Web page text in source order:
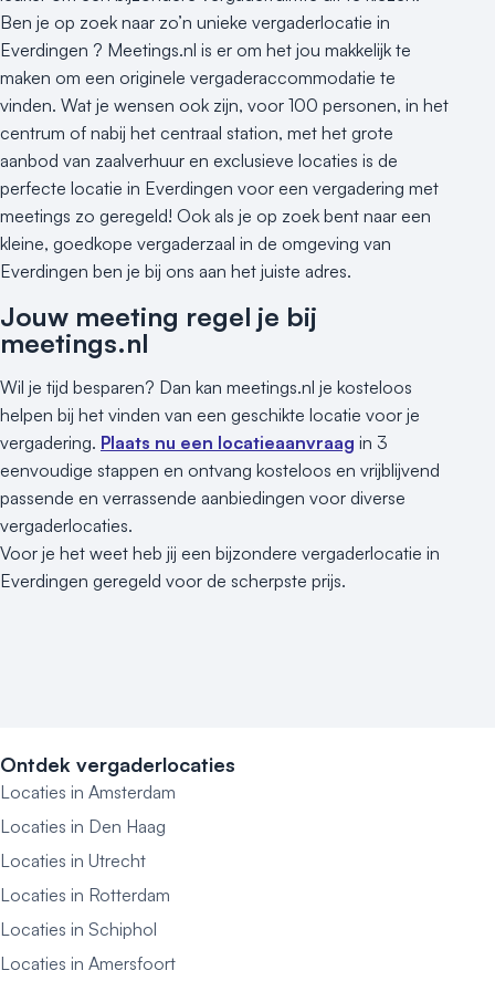
Ben je op zoek naar zo’n unieke vergaderlocatie in
Everdingen ? Meetings.nl is er om het jou makkelijk te
maken om een originele vergaderaccommodatie te
vinden. Wat je wensen ook zijn, voor 100 personen, in het
centrum of nabij het centraal station, met het grote
aanbod van zaalverhuur en exclusieve locaties is de
perfecte locatie in Everdingen voor een vergadering met
meetings zo geregeld! Ook als je op zoek bent naar een
kleine, goedkope vergaderzaal in de omgeving van
Everdingen ben je bij ons aan het juiste adres.
Jouw meeting regel je bij
meetings.nl
Wil je tijd besparen? Dan kan meetings.nl je kosteloos
helpen bij het vinden van een geschikte locatie voor je
vergadering. Plaats nu een locatieaanvraag in 3
eenvoudige stappen en ontvang kosteloos en vrijblijvend
passende en verrassende aanbiedingen voor diverse
vergaderlocaties.
Voor je het weet heb jij een bijzondere vergaderlocatie in
Everdingen geregeld voor de scherpste prijs.
Ontdek vergaderlocaties
Locaties in Amsterdam
Locaties in Den Haag
Locaties in Utrecht
Locaties in Rotterdam
Locaties in Schiphol
Locaties in Amersfoort